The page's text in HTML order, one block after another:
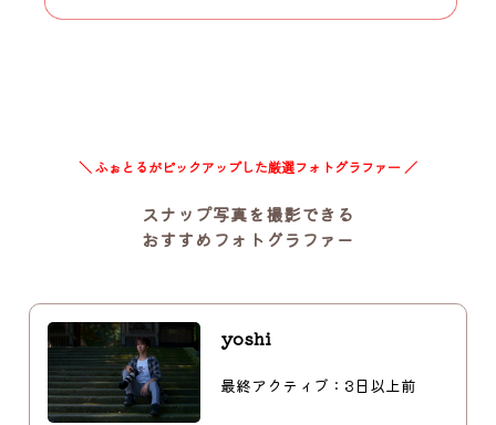
＼ ふぉとるがピックアップした厳選フォトグラファー ／
スナップ写真を撮影できる
おすすめフォトグラファー
yoshi
最終アクティブ：3日以上前